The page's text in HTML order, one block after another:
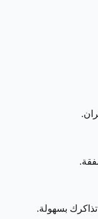
بسهولة.